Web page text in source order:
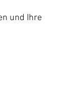
und Ihre